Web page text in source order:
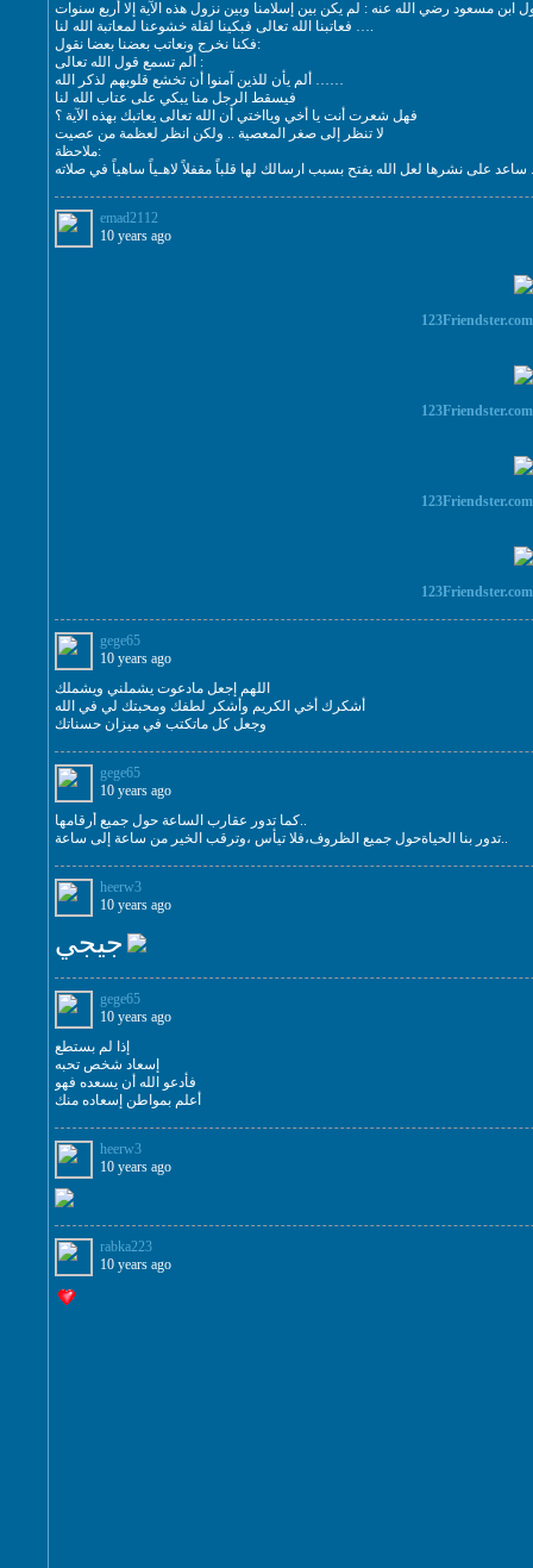
فعاتبنا الله تعالى فبكينا لقلة خشوعنا لمعاتبة الله لنا ….
فكنا نخرج ونعاتب بعضنا بعضا نقول:
ألم تسمع قول الله تعالى :
ألم يأن للذين آمنوا أن تخشع قلوبهم لذكر الله ……
فيسقط الرجل منا يبكي على عتاب الله لنا
فهل شعرت أنت يا أخي ويااختي أن الله تعالى يعاتبك بهذه الآية ؟
لا تنظر إلى صغر المعصية .. ولكن انظر لعظمة من عصيت
ملاحظة:
صلاته ...
emad2112
10 years ago
gege65
10 years ago
اللهم إجعل مادعوت يشملني ويشملك
أشكرك أخي الكريم وأشكر لطفك ومحبتك لي في الله
وجعل كل ماتكتب في ميزان حسناتك
gege65
10 years ago
كما تدور عقارب الساعة حول جميع أرقامها..
تدور بنا الحياةحول جميع الظروف،فلا تيأس ،وترقب الخير من ساعة إلى ساعة..
heerw3
10 years ago
جيجي
gege65
10 years ago
إذا لم بستطع
إسعاد شخص تحبه
فأدعو الله أن يسعده فهو
أعلم بمواطن إسعاده منك
heerw3
10 years ago
rabka223
10 years ago